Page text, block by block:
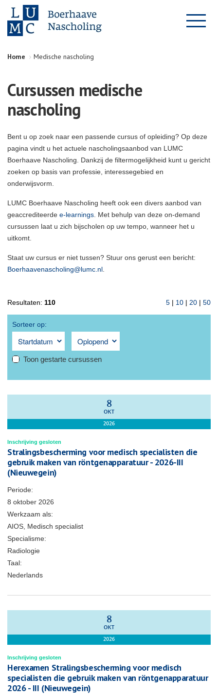
Home Medische nascholing
Cursussen medische
nascholing
Bent u op zoek naar een passende cursus of opleiding? Op deze
pagina vindt u het actuele nascholingsaanbod van LUMC
Boerhaave Nascholing. Dankzij de filtermogelijkheid kunt u gericht
zoeken op basis van professie, interessegebied en
onderwijsvorm.
LUMC Boerhaave Nascholing heeft ook een divers aanbod van
geaccrediteerde e-learnings . Met behulp van deze on-demand
cursussen laat u zich bijscholen op uw tempo, wanneer het u
uitkomt.
Staat uw cursus er niet tussen? Stuur ons gerust een bericht:
Boerhaavenascholing@lumc.nl
Resultaten: 110 5 | 10 | 20 | 50
Sorteer op:
Toon gestarte cursussen
8
OKT
2026
Inschrijving gesloten
Stralingsbescherming voor medisch specialisten die
gebruik maken van röntgenapparatuur - 2026-III
(Nieuwegein)
Periode:
8 oktober 2026
Werkzaam als:
AIOS, Medisch specialist
Specialisme:
Radiologie
Taal:
Nederlands
8
OKT
2026
Inschrijving gesloten
Herexamen Stralingsbescherming voor medisch
specialisten die gebruik maken van röntgenapparatuur
2026 - III (Nieuwegein)